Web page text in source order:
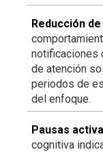
Reducción
notificaciones
de atención
periodos de
del enfoque.
Pausas
cognitiva